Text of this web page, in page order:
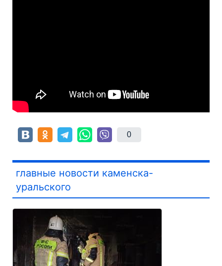
0
главные новости каменска-
уральского